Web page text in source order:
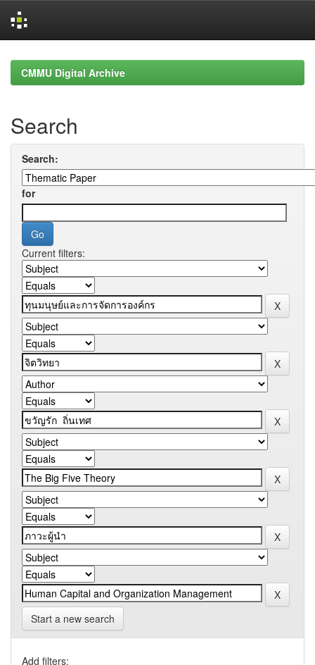
navigationCMMU Digital Archive
Search
Search:
for
Current filters:
Start a new search
Add filters: